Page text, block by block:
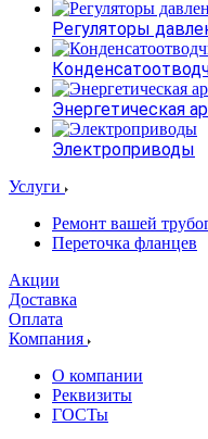
Регуляторы
Энергетическая
Электроприводы
Услуги
Ремонт вашей
Переточка фланцев
Акции
Доставка
Оплата
Компания
О компании
Реквизиты
ГОСТы